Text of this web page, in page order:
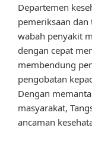
Departemen
pemeriksaan
wabah penyakit
dengan cepat
membendung
pengobatan
Dengan
masyarakat,
ancaman